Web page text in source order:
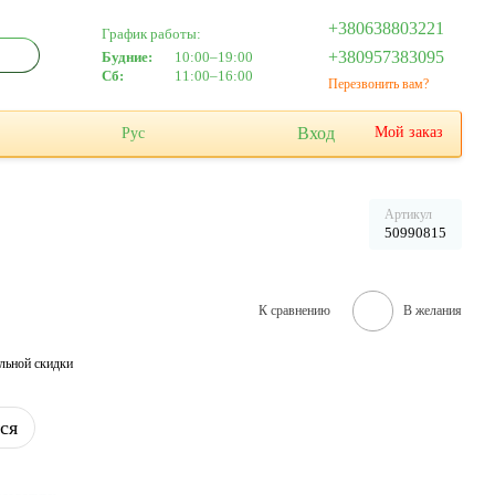
График работы:
Будние:
10:00–19:00
Сб:
11:00–16:00
+380638803221
+380957383095
Перезвонить вам?
Рус Вход Мой заказ
Артикул
50990815
К сравнению В желания
скидки